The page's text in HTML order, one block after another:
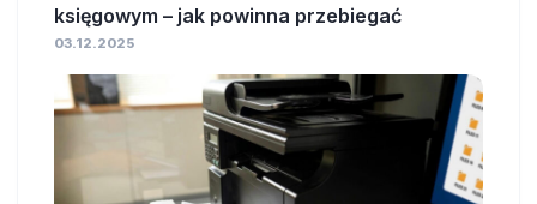
księgowym – jak powinna przebiegać
03.12.2025